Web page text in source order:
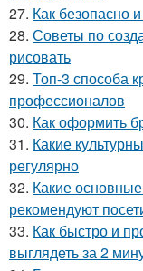
27. Как безопасно
28. Советы по
рисовать
29. Топ-3 способа
профессионалов
30. Как оформить
31. Какие
регулярно
32. Какие
рекомендуют
33. Как быстро и
выглядеть за 2